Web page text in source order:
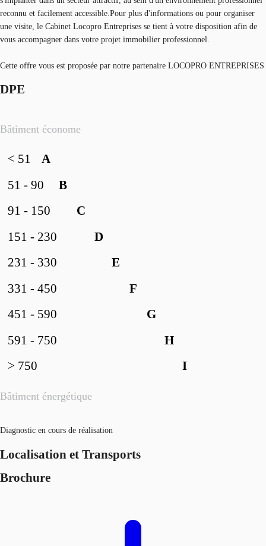
reconnu et facilement accessible.Pour plus d'informations ou pour organiser
une visite, le Cabinet Locopro Entreprises se tient à votre disposition afin de
vous accompagner dans votre projet immobilier professionnel.
Cette offre vous est proposée par notre partenaire LOCOPRO ENTREPRISES
DPE
Bâtiment économe
Bâtiment énergétique
A
< 51
B
51 - 90
C
91 - 150
D
151 - 230
E
231 - 330
F
331 - 450
G
451 - 590
H
591 - 750
I
> 750
Diagnostic en cours de réalisation
Localisation et Transports
Brochure